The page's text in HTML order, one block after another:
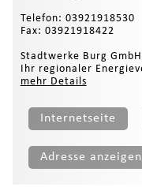
Telefon: 03921918530
Fax: 03921918422
Stadtwerke Burg GmbH
Ihr regionaler
mehr Details
Internetseite
Adresse anzeigen